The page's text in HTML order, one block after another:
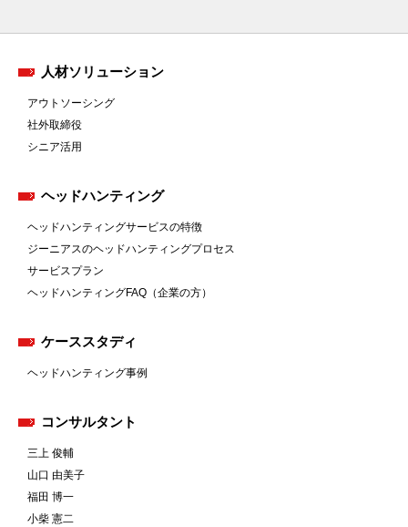
人材ソリューション
アウトソーシング
社外取締役
シニア活用
ヘッドハンティング
ヘッドハンティングサービスの特徴
ジーニアスのヘッドハンティングプロセス
サービスプラン
ヘッドハンティングFAQ（企業の方）
ケーススタディ
ヘッドハンティング事例
コンサルタント
三上 俊輔
山口 由美子
福田 博一
小柴 憲二